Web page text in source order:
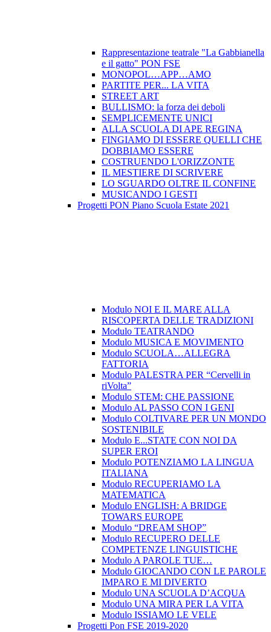
Rappresentazione teatrale "La Gabbianella
e il gatto" PON FSE
MONOPOL…APP…AMO
PARTITE PER... LA VITA
STREET ART
BULLISMO: la forza dei deboli
SEMPLICEMENTE UNICI
ALLA SCUOLA DI APE REGINA
FINGIAMO DI ESSERE QUELLI CHE
DOBBIAMO ESSERE
COSTRUENDO L'ORIZZONTE
IL MESTIERE DI SCRIVERE
LO SGUARDO OLTRE IL CONFINE
MUSICANDO I GESTI
Progetti PON Piano Scuola Estate 2021
Modulo NOI E IL MARE ALLA
RISCOPERTA DELLE TRADIZIONI
Modulo TEATRANDO
Modulo MUSICA E MOVIMENTO
Modulo SCUOLA…ALLEGRA
FATTORIA
Modulo PALESTRA PER “Cervelli in
riVolta”
Modulo STEM: CHE PASSIONE
Modulo AL PASSO CON I GENI
Modulo COLTIVARE PER UN MONDO
SOSTENIBILE
Modulo E...STATE CON NOI DA
SUPER EROI
Modulo POTENZIAMO LA LINGUA
ITALIANA
Modulo RECUPERIAMO LA
MATEMATICA
Modulo ENGLISH: A BRIDGE
TOWARS EUROPE
Modulo “DREAM SHOP”
Modulo RECUPERO DELLE
COMPETENZE LINGUISTICHE
Modulo A PAROLE TUE…
Modulo GIOCANDO CON LE PAROLE
IMPARO E MI DIVERTO
Modulo UNA SCUOLA D’ACQUA
Modulo UNA MIRA PER LA VITA
Modulo ISSIAMO LE VELE
Progetti Pon FSE 2019-2020